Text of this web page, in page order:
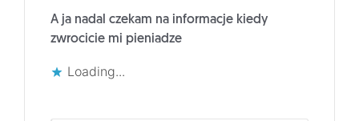
A ja nadal czekam na informacje kiedy
zwrocicie mi pieniadze
Loading...